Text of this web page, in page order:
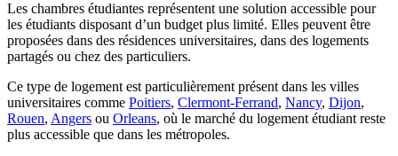
Les chambres étudiantes représentent une solution accessible pour
les étudiants disposant d’un budget plus limité. Elles peuvent être
proposées dans des résidences universitaires, dans des logements
partagés ou chez des particuliers.
Ce type de logement est particulièrement présent dans les villes
universitaires comme Poitiers, Clermont-Ferrand, Nancy, Dijon,
Rouen, Angers ou Orleans, où le marché du logement étudiant reste
plus accessible que dans les métropoles.